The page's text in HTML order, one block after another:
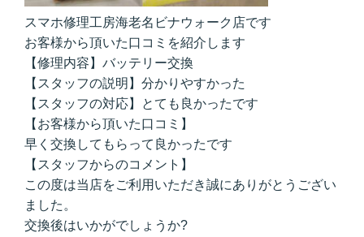
スマホ修理工房海老名ビナウォーク店です
お客様から頂いた口コミを紹介します
【修理内容】バッテリー交換
【スタッフの説明】分かりやすかった
【スタッフの対応】とても良かったです
【お客様から頂いた口コミ】
早く交換してもらって良かったです
【スタッフからのコメント】
この度は当店をご利用いただき誠にありがとうござい
ました。
交換後はいかがでしょうか?